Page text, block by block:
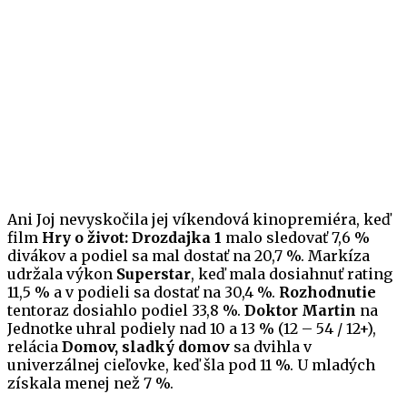
Ani Joj nevyskočila jej víkendová kinopremiéra, keď
film Hry o život: Drozdajka 1 malo sledovať 7,6 %
divákov a podiel sa mal dostať na 20,7 %. Markíza
udržala výkon Superstar, keď mala dosiahnuť rating
11,5 % a v podieli sa dostať na 30,4 %. Rozhodnutie
tentoraz dosiahlo podiel 33,8 %. Doktor Martin na
Jednotke uhral podiely nad 10 a 13 % (12 – 54 / 12+),
relácia Domov, sladký domov sa dvihla v
univerzálnej cieľovke, keď šla pod 11 %. U mladých
získala menej než 7 %.